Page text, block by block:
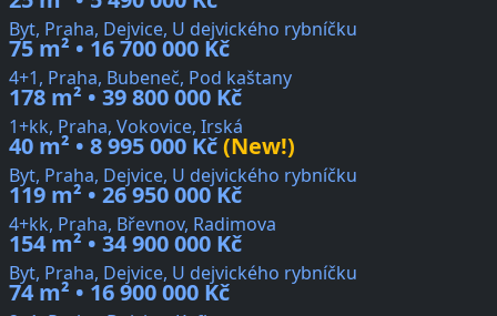
Byt, Praha, Dejvice, U dejvického rybníčku
75 m² • 16 700 000 Kč
4+1, Praha, Bubeneč, Pod kaštany
178 m² • 39 800 000 Kč
1+kk, Praha, Vokovice, Irská
40 m² • 8 995 000 Kč(New!)
Byt, Praha, Dejvice, U dejvického rybníčku
119 m² • 26 950 000 Kč
4+kk, Praha, Břevnov, Radimova
154 m² • 34 900 000 Kč
Byt, Praha, Dejvice, U dejvického rybníčku
74 m² • 16 900 000 Kč